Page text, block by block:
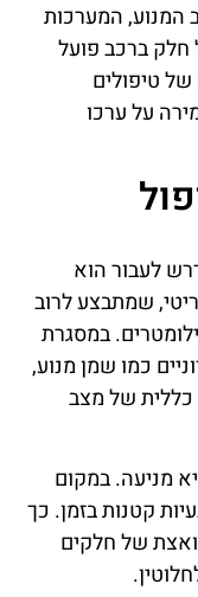
המנוע, המערכות
חלק ברכב פועל
טיפולים
על ערכו
לעבור הוא
שמתבצע לרוב
במסגרת
כמו שמן מנוע,
כללית של מצב
מניעה. במקום
קטנות בזמן. כך
של חלקים